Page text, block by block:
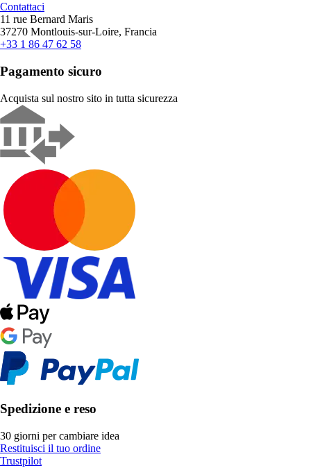
Contattaci
11 rue Bernard Maris
37270 Montlouis-sur-Loire, Francia
+33 1 86 47 62 58
Pagamento sicuro
Acquista sul nostro sito in tutta sicurezza
Spedizione e reso
30 giorni per cambiare idea
Restituisci il tuo ordine
Trustpilot